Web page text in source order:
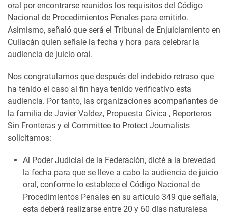
oral por encontrarse reunidos los requisitos del Código
Nacional de Procedimientos Penales para emitirlo.
Asimismo, señaló que será el Tribunal de Enjuiciamiento en
Culiacán quien señale la fecha y hora para celebrar la
audiencia de juicio oral.
Nos congratulamos que después del indebido retraso que
ha tenido el caso al fin haya tenido verificativo esta
audiencia. Por tanto, las organizaciones acompañantes de
la familia de Javier Valdez, Propuesta Cívica , Reporteros
Sin Fronteras y el Committee to Protect Journalists
solicitamos:
Al Poder Judicial de la Federación, dicté a la brevedad
la fecha para que se lleve a cabo la audiencia de juicio
oral, conforme lo establece el Código Nacional de
Procedimientos Penales en su artículo 349 que señala,
esta deberá realizarse entre 20 y 60 días naturalesa